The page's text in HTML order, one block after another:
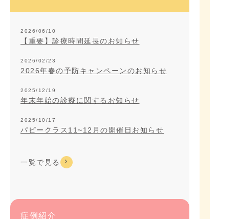
2026/06/10
【重要】診療時間延長のお知らせ
2026/02/23
2026年春の予防キャンペーンのお知らせ
2025/12/19
年末年始の診療に関するお知らせ
2025/10/17
パピークラス11~12月の開催日お知らせ
一覧で見る
症例紹介